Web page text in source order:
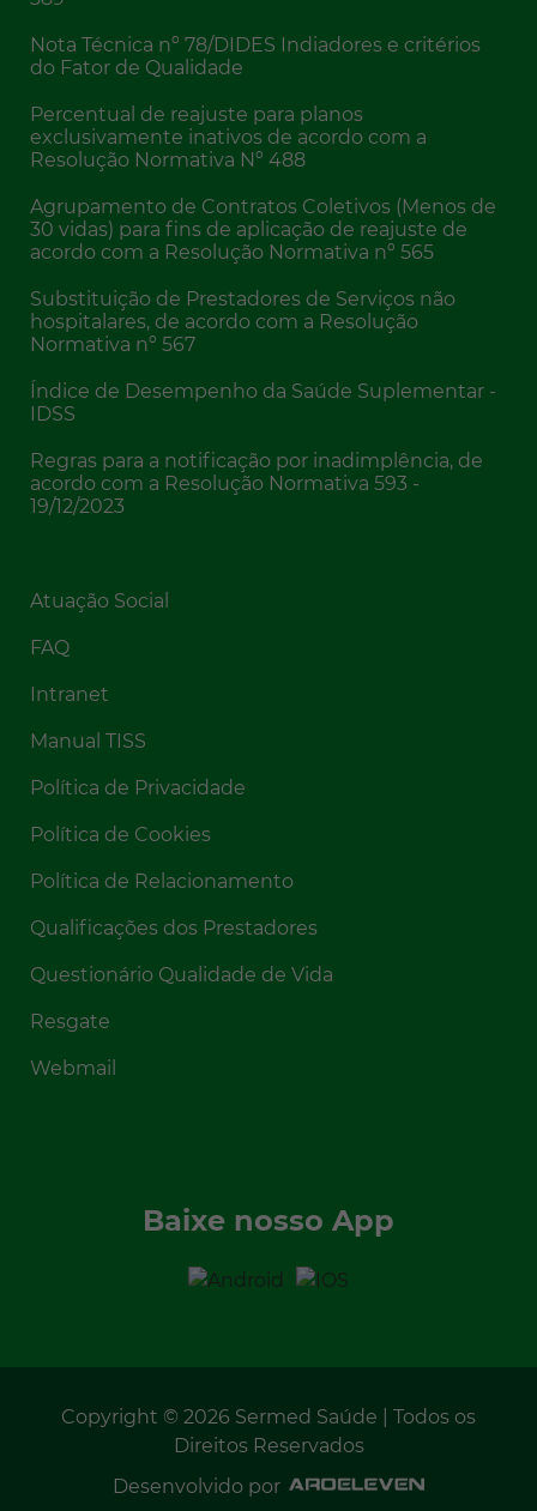
Nota Técnica nº 78/DIDES Indiadores e critérios
do Fator de Qualidade
Percentual de reajuste para planos
exclusivamente inativos de acordo com a
Resolução Normativa Nº 488
Agrupamento de Contratos Coletivos (Menos de
30 vidas) para fins de aplicação de reajuste de
acordo com a Resolução Normativa nº 565
Substituição de Prestadores de Serviços não
hospitalares, de acordo com a Resolução
Normativa nº 567
Índice de Desempenho da Saúde Suplementar -
IDSS
Regras para a notificação por inadimplência, de
acordo com a Resolução Normativa 593 -
19/12/2023
Atuação Social
FAQ
Intranet
Manual TISS
Política de Privacidade
Política de Cookies
Política de Relacionamento
Qualificações dos Prestadores
Questionário Qualidade de Vida
Resgate
Webmail
Baixe nosso App
Copyright © 2026 Sermed Saúde | Todos os
Direitos Reservados
Desenvolvido por